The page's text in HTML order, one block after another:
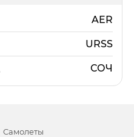
AER
URSS
СОЧ
Самолеты